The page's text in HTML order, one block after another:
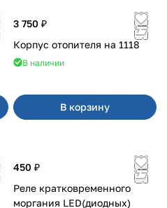
3 750 ₽
Корпус отопителя на 1118
В наличии
В корзину
450 ₽
Реле кратковременного
моргания LED(диодных)